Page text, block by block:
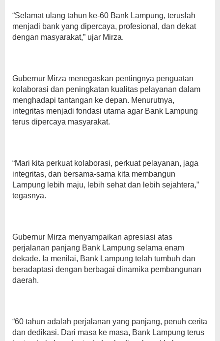
“Selamat ulang tahun ke-60 Bank Lampung, teruslah
menjadi bank yang dipercaya, profesional, dan dekat
dengan masyarakat,” ujar Mirza.
Gubernur Mirza menegaskan pentingnya penguatan
kolaborasi dan peningkatan kualitas pelayanan dalam
menghadapi tantangan ke depan. Menurutnya,
integritas menjadi fondasi utama agar Bank Lampung
terus dipercaya masyarakat.
“Mari kita perkuat kolaborasi, perkuat pelayanan, jaga
integritas, dan bersama-sama kita membangun
Lampung lebih maju, lebih sehat dan lebih sejahtera,”
tegasnya.
Gubernur Mirza menyampaikan apresiasi atas
perjalanan panjang Bank Lampung selama enam
dekade. Ia menilai, Bank Lampung telah tumbuh dan
beradaptasi dengan berbagai dinamika pembangunan
daerah.
“60 tahun adalah perjalanan yang panjang, penuh cerita
dan dedikasi. Dari masa ke masa, Bank Lampung terus